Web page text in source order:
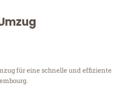
für eine schnelle und effiziente